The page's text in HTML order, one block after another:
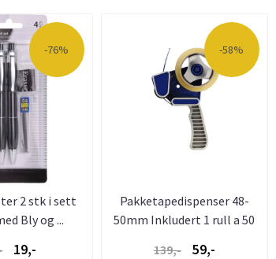
-76%
2 stk i sett
Bly og ...
19,-
-58%
Pakketapedispenser 48-
50mm Inkludert 1 rull a 50
139,- 59,-